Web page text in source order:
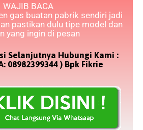
WAJIB BACA
gas buatan pabrik sendiri jadi
pastikan dulu tipe model dan
yang ingin di pesan
Selanjutnya Hubungi Kami :
08982399344 ) Bpk Fikrie